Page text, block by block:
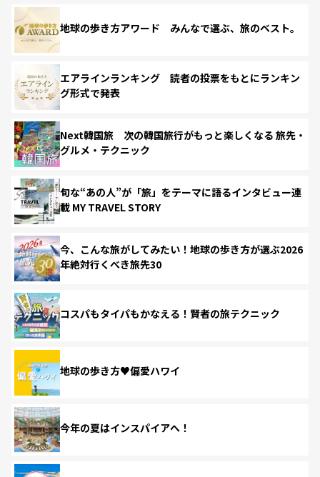
地球の歩き方アワード みんなで選ぶ、旅のベスト。
エアラインランキング 読者の投票をもとにランキン
グ形式で発表
Next韓国旅 次の韓国旅行がもっと楽しくなる 旅先・
グルメ・テクニック
旬な“あの人”が「旅」をテーマに語るインタビュー連
載 MY TRAVEL STORY
今、こんな旅がしてみたい！地球の歩き方が選ぶ2026
年絶対行くべき旅先30
コスパもタイパもかなえる！賢者の旅テクニック
地球の歩き方♥偏愛ハワイ
今年の夏はインスパイアへ！